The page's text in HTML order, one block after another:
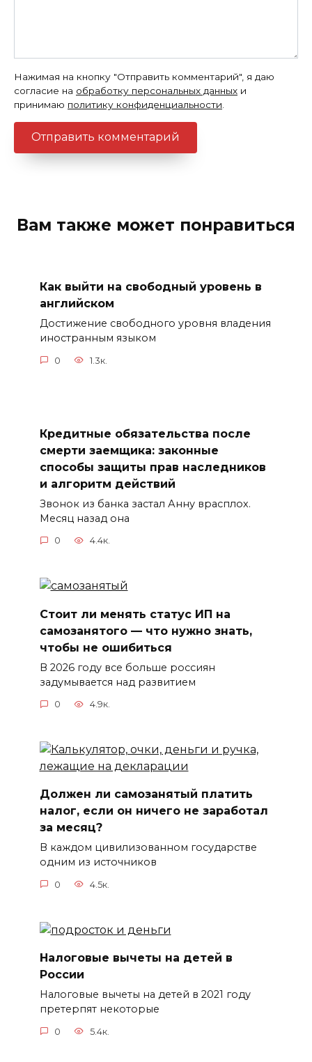
Нажимая на кнопку "Отправить комментарий", я даю
согласие на обработку персональных данных и
принимаю политику конфиденциальности
Вам также может понравиться
Как выйти на свободный уровень в
английском
Достижение свободного уровня владения
иностранным языком
0 1.3к.
Кредитные обязательства после
смерти заемщика: законные
способы защиты прав наследников
и алгоритм действий
Звонок из банка застал Анну врасплох.
Месяц назад она
0 4.4к.
Стоит ли менять статус ИП на
самозанятого — что нужно знать,
чтобы не ошибиться
В 2026 году все больше россиян
задумывается над развитием
0 4.9к.
Должен ли самозанятый платить
налог, если он ничего не заработал
за месяц?
В каждом цивилизованном государстве
одним из источников
0 4.5к.
Налоговые вычеты на детей в
России
Налоговые вычеты на детей в 2021 году
претерпят некоторые
0 5.4к.